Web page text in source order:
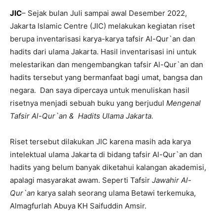
JIC– Sejak bulan Juli sampai awal Desember 2022,
Jakarta Islamic Centre (JIC) melakukan kegiatan riset
berupa inventarisasi karya-karya tafsir Al-Qur`an dan
hadits dari ulama Jakarta. Hasil inventarisasi ini untuk
melestarikan dan mengembangkan tafsir Al-Qur`an dan
hadits tersebut yang bermanfaat bagi umat, bangsa dan
negara. Dan saya dipercaya untuk menuliskan hasil
risetnya menjadi sebuah buku yang berjudul Mengenal
Tafsir Al-Qur`an & Hadits Ulama Jakarta.
Riset tersebut dilakukan JIC karena masih ada karya
intelektual ulama Jakarta di bidang tafsir Al-Qur`an dan
hadits yang belum banyak diketahui kalangan akademisi,
apalagi masyarakat awam. Seperti Tafsir Jawahir Al-
Qur`an karya salah seorang ulama Betawi terkemuka,
Almagfurlah Abuya KH Saifuddin Amsir.